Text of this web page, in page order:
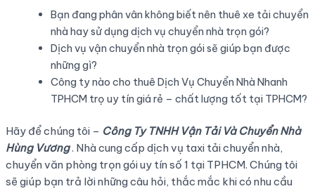
Bạn đang phân vân không biết nên thuê xe tải chuyển
nhà hay sử dụng dịch vụ chuyển nhà trọn gói?
Dịch vụ vận chuyển nhà trọn gói sẽ giúp bạn được
những gì?
Công ty nào cho thuê Dịch Vụ Chuyển Nhà Nhanh
TPHCM trọ uy tín giá rẻ – chất lượng tốt tại TPHCM?
Hãy để chúng tôi – Công Ty TNHH Vận Tải Và Chuyển Nhà
Hùng Vương. Nhà cung cấp dịch vụ taxi tải chuyển nhà,
chuyển văn phòng trọn gói uy tín số 1 tại TPHCM. Chúng tôi
sẽ giúp bạn trả lời những câu hỏi, thắc mắc khi có nhu cầu